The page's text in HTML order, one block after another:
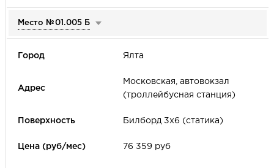
Место №01.005 Б
Ялта
Московская, автовокзал
(троллейбусная станция)
Билборд 3х6 (статика)
76 359 руб